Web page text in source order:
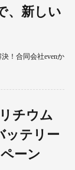
、新しい
！合同会社evenか
チウム
ッテリー
ーン